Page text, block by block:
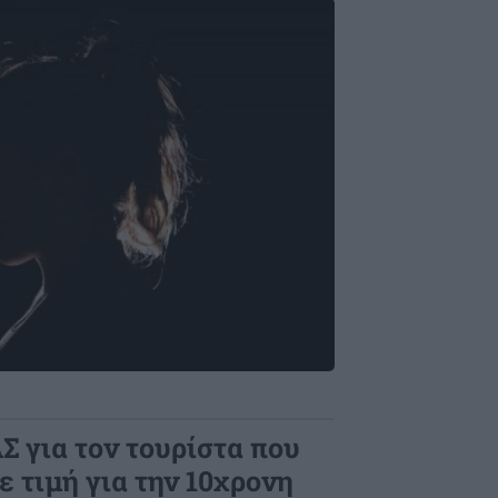
τον τουρίστα που
τιμή για την 10χρονη